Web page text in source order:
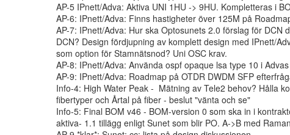
AP-5 IPnett/Adva: Aktiva UNI 1HU -> 9HU. Kompletteras i
AP-6: IPnett/Adva: Finns hastigheter över 125M på
AP-7: IPnett/Adva: Hur ska Optosunets 2.0 förslag för DCN
DCN? Design fördjupning av komplett design med IPnett/
som option för Stamnätsnod? Uni OSC krav.
AP-8: IPnett/Adva: Använda ospf opaque lsa type 10 i
AP-9: IPnett/Adva: Roadmap på OTDR DWDM SFP
Info-4: High Water Peak -  Mätning av Tele2 behov? Hålla
fibertyper och Årtal på fiber - beslut "vänta och se"
Info-5: Final BOM v46 - BOM-version 0 som ska in i
aktiva- 1.1 tillägg enligt Sunet som blir PO. A->B med